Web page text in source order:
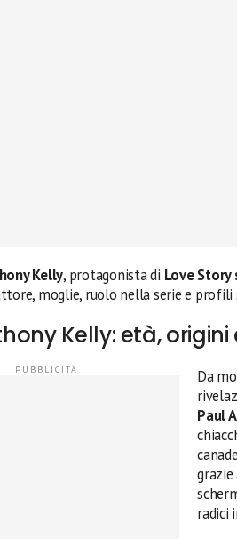
Kelly, protagonista di Love Story
moglie, ruolo nella serie e profili
Kelly: età, origini
Da
Paul
radici